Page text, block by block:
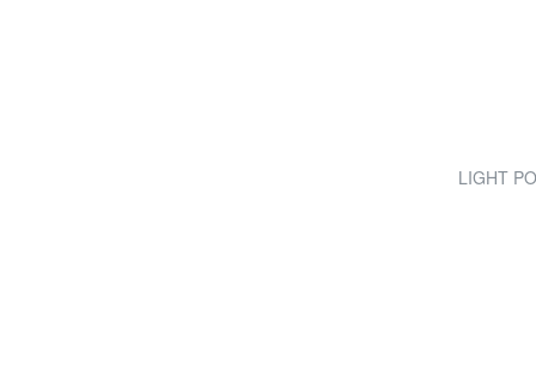
LIGHT